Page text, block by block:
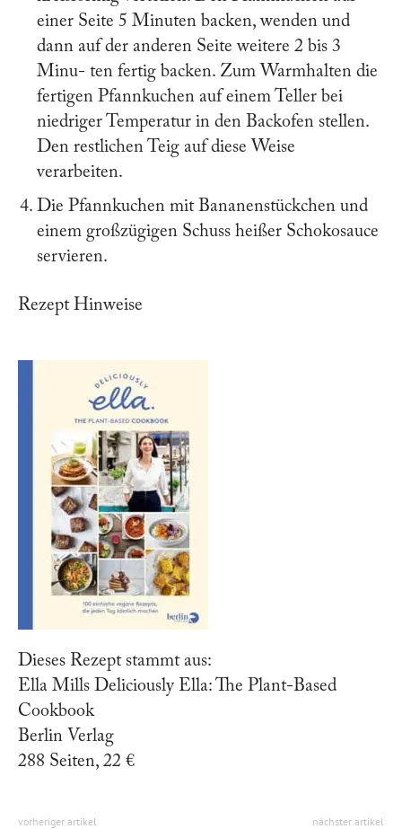
einer Seite 5 Minuten backen, wenden und
dann auf der anderen Seite weitere 2 bis 3
Minu- ten fertig backen. Zum Warmhalten die
fertigen Pfannkuchen auf einem Teller bei
niedriger Temperatur in den Backofen stellen.
Den restlichen Teig auf diese Weise
verarbeiten.
Die Pfannkuchen mit Bananenstückchen und
einem großzügigen Schuss heißer Schokosauce
servieren.
Rezept Hinweise
Dieses Rezept stammt aus:
Ella Mills Deliciously Ella: The Plant-Based
Cookbook
Berlin Verlag
288 Seiten, 22 €
vorheriger artikel nächster artikel